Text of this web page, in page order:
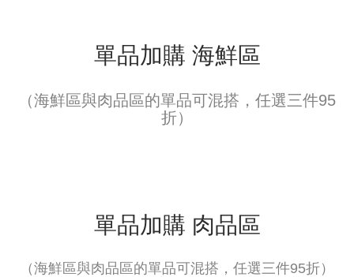
單品加購 海鮮區
（海鮮區與肉品區的單品可混搭，任選三件95
折）
單品加購 肉品區
（海鮮區與肉品區的單品可混搭，任選三件95折）